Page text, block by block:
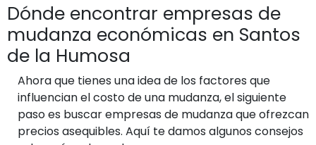
Dónde encontrar empresas de
mudanza económicas en Santos
de la Humosa
Ahora que tienes una idea de los factores que
influencian el costo de una mudanza, el siguiente
paso es buscar empresas de mudanza que ofrezcan
precios asequibles. Aquí te damos algunos consejos